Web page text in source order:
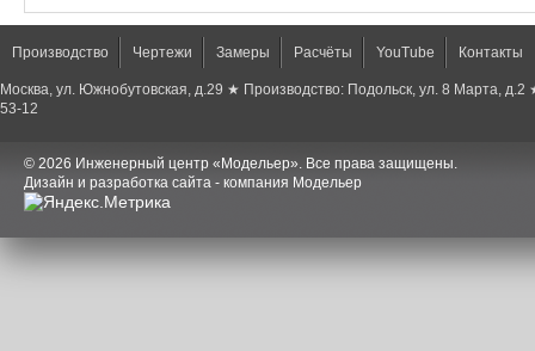
Производство Чертежи Замеры Расчёты YouTube Контакты
Москва, ул. Южнобутовская, д.29 ★ Производство: Подольск, ул. 8 Марта,
53-12
© 2026 Инженерный центр «Модельер». Все права защищены.
Дизайн и разработка сайта - компания Модельер